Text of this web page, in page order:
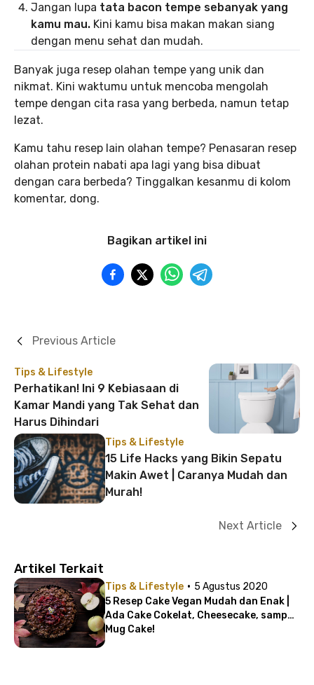
Jangan lupa tata bacon tempe sebanyak yang
kamu mau. Kini kamu bisa makan makan siang
dengan menu sehat dan mudah.
Banyak juga resep olahan tempe yang unik dan
nikmat. Kini waktumu untuk mencoba mengolah
tempe dengan cita rasa yang berbeda, namun tetap
lezat.
Kamu tahu resep lain olahan tempe? Penasaran resep
olahan protein nabati apa lagi yang bisa dibuat
dengan cara berbeda? Tinggalkan kesanmu di kolom
komentar, dong.
Bagikan artikel ini
Tips & Lifestyle
Perhatikan! Ini 9 Kebiasaan di
Kamar Mandi yang Tak Sehat dan
Harus Dihindari
Previous Article
Tips & Lifestyle
15 Life Hacks yang Bikin Sepatu
Makin Awet | Caranya Mudah dan
Murah!
Next Article
Artikel Terkait
Tips & Lifestyle · 5 Agustus 2020
5 Resep Cake Vegan Mudah dan Enak |
Ada Cake Cokelat, Cheesecake, sampai
Mug Cake!